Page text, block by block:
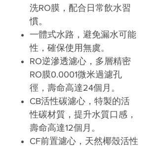
洗RO膜，配合日常飲水習
慣。
一體式水路，避免漏水可能
性，確保使用無虞。
RO逆滲透濾心，多層精密
RO膜0.0001微米過濾孔
徑，壽命高達24個月 。
CB活性碳濾心，特製的活
性碳材質，提升水質口感，
壽命高達12個月。
CF前置濾心，天然椰殼活性